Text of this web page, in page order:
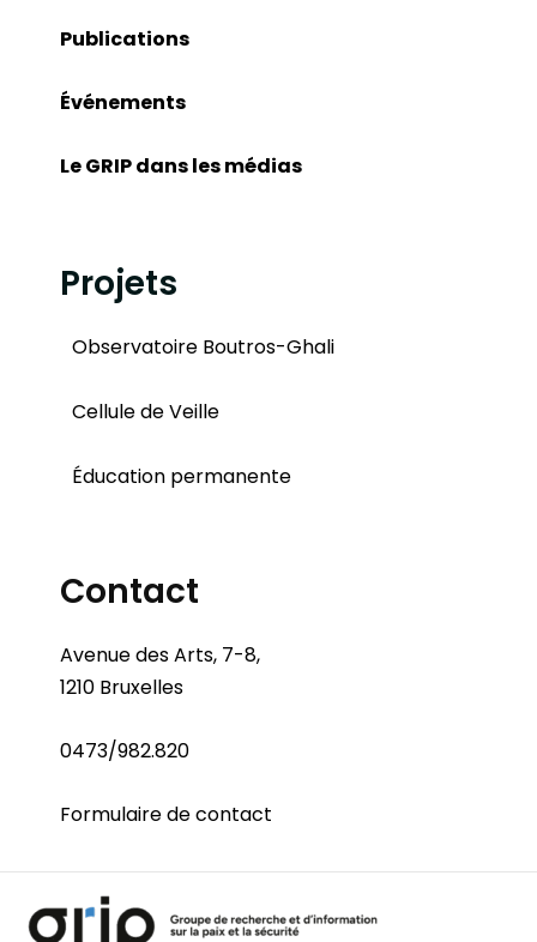
Publications
Événements
Le GRIP dans les médias
Projets
Observatoire Boutros-Ghali
Cellule de Veille
Éducation permanente
Contact
Avenue des Arts, 7-8,
1210 Bruxelles
0473/982.820
Formulaire de contact